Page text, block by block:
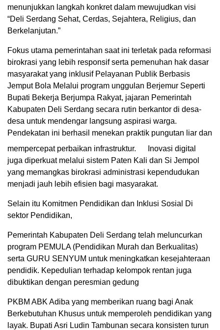
menunjukkan langkah konkret dalam mewujudkan visi
“Deli Serdang Sehat, Cerdas, Sejahtera, Religius, dan
Berkelanjutan.”
Fokus utama pemerintahan saat ini terletak pada reformasi
birokrasi yang lebih responsif serta pemenuhan hak dasar
masyarakat yang inklusif Pelayanan Publik Berbasis
Jemput Bola Melalui program unggulan Berjemur Seperti
Bupati Bekerja Berjumpa Rakyat, jajaran Pemerintah
Kabupaten Deli Serdang secara rutin berkantor di desa-
desa untuk mendengar langsung aspirasi warga.
Pendekatan ini berhasil menekan praktik pungutan liar dan
mempercepat perbaikan infrastruktur.
Inovasi digital
juga diperkuat melalui sistem Paten Kali dan Si Jempol
yang memangkas birokrasi administrasi kependudukan
menjadi jauh lebih efisien bagi masyarakat.
Selain itu Komitmen Pendidikan dan Inklusi Sosial Di
sektor Pendidikan,
Pemerintah Kabupaten Deli Serdang telah meluncurkan
program PEMULA (Pendidikan Murah dan Berkualitas)
serta GURU SENYUM untuk meningkatkan kesejahteraan
pendidik. Kepedulian terhadap kelompok rentan juga
dibuktikan dengan peresmian gedung
PKBM ABK Adiba yang memberikan ruang bagi Anak
Berkebutuhan Khusus untuk memperoleh pendidikan yang
layak. Bupati Asri Ludin Tambunan secara konsisten turun